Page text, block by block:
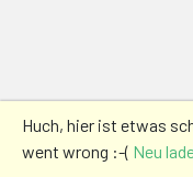
Huch, hier ist etwas
went wrong :-( Neu